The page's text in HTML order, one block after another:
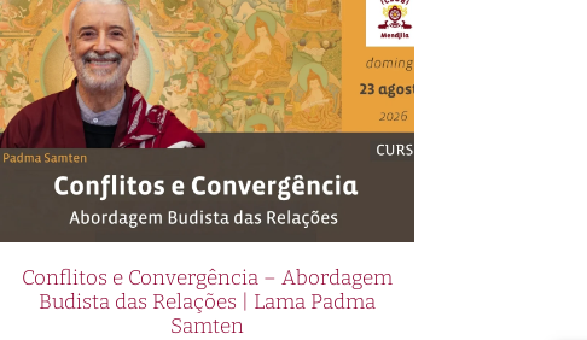
Conflitos e Convergência – Abordagem
Budista das Relações | Lama Padma
Samten